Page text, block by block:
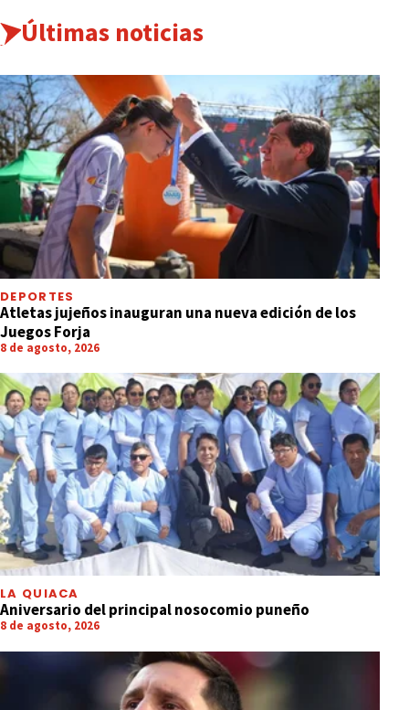
Últimas noticias
DEPORTES
Atletas jujeños inauguran una nueva edición de los
Juegos Forja
8 de agosto, 2026
LA QUIACA
Aniversario del principal nosocomio puneño
8 de agosto, 2026